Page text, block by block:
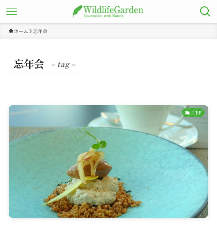
ホーム 忘年会
忘年会 – tag –
LIFE